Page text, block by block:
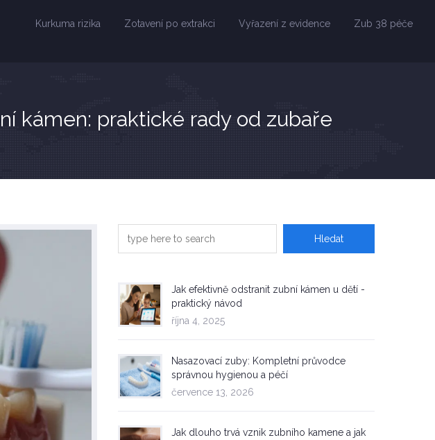
Kurkuma rizika Zotavení po extrakci Vyřazení z evidence Zub 38 péče
kámen: praktické rady od zubaře
Jak efektivně odstranit zubní kámen u dětí -
praktický návod
října 4, 2025
Nasazovací zuby: Kompletní průvodce
správnou hygienou a péčí
července 13, 2026
Jak dlouho trvá vznik zubního kamene a jak